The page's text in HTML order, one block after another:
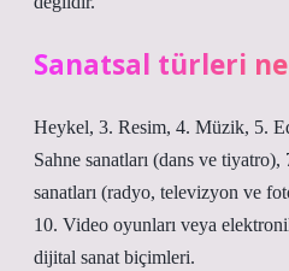
Sanatsal türleri
Heykel, 3. Resim, 4. Müzik, 5.
Sahne sanatları (dans ve
sanatları (radyo, televizyon ve
10. Video oyunları veya
dijital sanat biçimleri.